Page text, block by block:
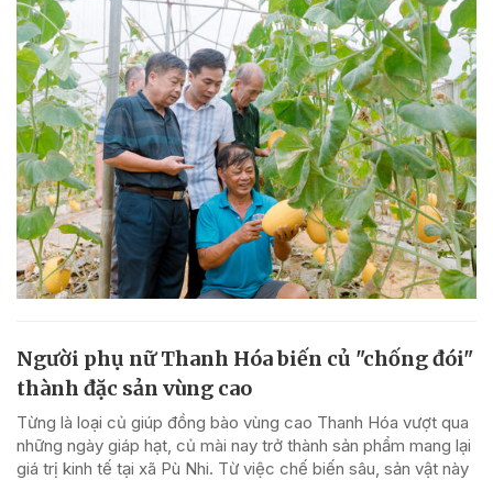
Người phụ nữ Thanh Hóa biến củ "chống đói"
thành đặc sản vùng cao
Từng là loại củ giúp đồng bào vùng cao Thanh Hóa vượt qua
những ngày giáp hạt, củ mài nay trở thành sản phẩm mang lại
giá trị kinh tế tại xã Pù Nhi. Từ việc chế biến sâu, sản vật này